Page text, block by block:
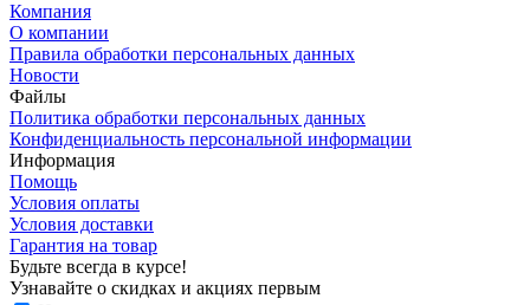
Компания
О компании
Правила обработки персональных данных
Новости
Файлы
Политика обработки персональных данных
Конфиденциальность персональной информации
Информация
Помощь
Условия оплаты
Условия доставки
Гарантия на товар
Будьте всегда в курсе!
Узнавайте о скидках и акциях первым